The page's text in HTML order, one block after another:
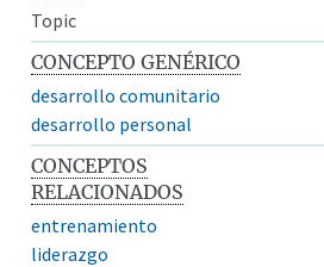
Topic
CONCEPTO GENÉRICO
desarrollo comunitario
desarrollo personal
CONCEPTOS
RELACIONADOS
entrenamiento
liderazgo